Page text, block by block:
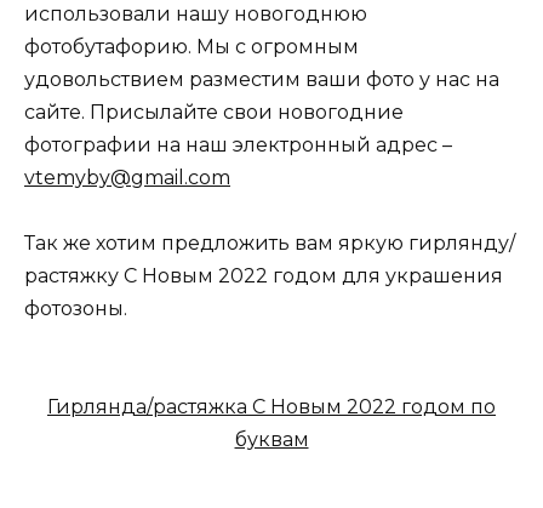
использовали нашу новогоднюю
фотобутафорию. Мы с огромным
удовольствием разместим ваши фото у нас на
сайте. Присылайте свои новогодние
фотографии на наш электронный адрес –
vtemyby@gmail.com
Так же хотим предложить вам яркую гирлянду/
растяжку С Новым 2022 годом для украшения
фотозоны.
Гирлянда/растяжка С Новым 2022 годом по
буквам